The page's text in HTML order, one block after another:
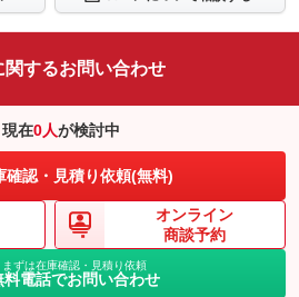
関するお問い合わせ
現在0人が検討中
確認・見積り依頼(無料)
オンライン
商談予約
まずは在庫確認・見積り依頼
料電話でお問い合わせ